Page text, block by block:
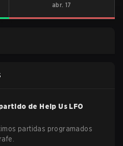
abr. 17
de Help Us LFO
partidas programados